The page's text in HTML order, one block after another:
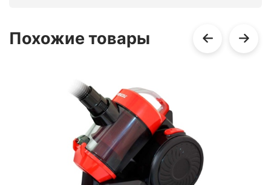
Похожие товары